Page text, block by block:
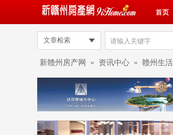
首页
文章检索
新赣州房产网 » 资讯中心 » 赣州生